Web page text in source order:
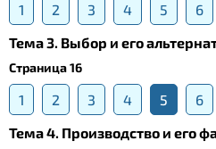
1 2 3 4 5 6
Тема 3. Выбор и его
Страница 16
1 2 3 4 5 6
Тема 4. Производство и его